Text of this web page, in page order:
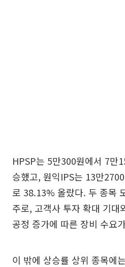
HPSP는 5만300원에서 7만
승했고, 원익IPS는 13만
로 38.13% 올랐다. 두 종목
주로, 고객사 투자 확대 기대
공정 증가에 따른 장비 수요
이 밖에 상승률 상위 종목에